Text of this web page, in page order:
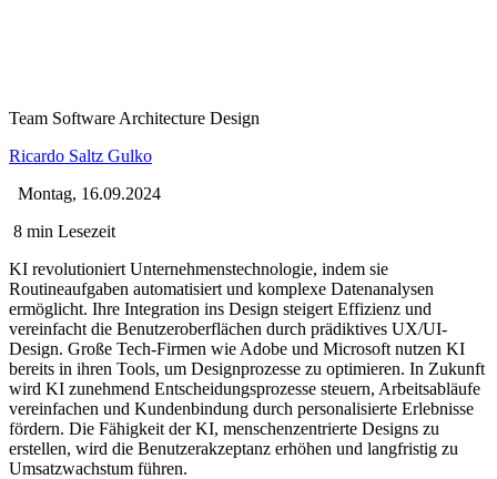
Team Software Architecture Design
Ricardo Saltz Gulko
Montag, 16.09.2024
8 min Lesezeit
KI revolutioniert Unternehmenstechnologie, indem sie
Routineaufgaben automatisiert und komplexe Datenanalysen
ermöglicht. Ihre Integration ins Design steigert Effizienz und
vereinfacht die Benutzeroberflächen durch prädiktives UX/UI-
Design. Große Tech-Firmen wie Adobe und Microsoft nutzen KI
bereits in ihren Tools, um Designprozesse zu optimieren. In Zukunft
wird KI zunehmend Entscheidungsprozesse steuern, Arbeitsabläufe
vereinfachen und Kundenbindung durch personalisierte Erlebnisse
fördern. Die Fähigkeit der KI, menschenzentrierte Designs zu
erstellen, wird die Benutzerakzeptanz erhöhen und langfristig zu
Umsatzwachstum führen.